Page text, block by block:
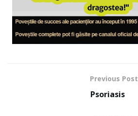
Previous Post
Psoriasis